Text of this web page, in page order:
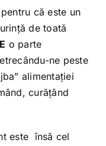
pentru că este un
de toată
o parte
ne peste
alimentației
curățând
este însă cel